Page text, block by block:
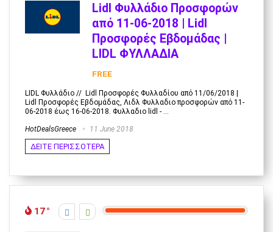
Lidl Φυλλάδιο Προσφορών
από 11-06-2018 | Lidl
Προσφορές Εβδομάδας |
LIDL ΦΥΛΛΑΔΙΑ
FREE
LIDL Φυλλάδιο // Lidl Προσφορές Φυλλαδίου από 11/06/2018 |
Lidl Προσφορές Εβδομάδας, Λιδλ Φυλλαδιο προσφορών από 11-
06-2018 έως 16-06-2018. Φυλλαδιο lidl - ...
HotDealsGreece 11 June 2018
ΔΕΙΤΕ ΠΕΡΙΣΣΟΤΕΡΑ
17